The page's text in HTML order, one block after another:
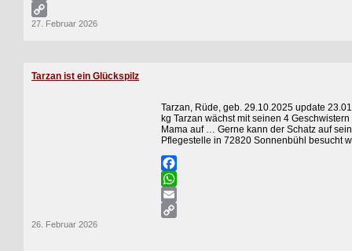
Email
Copy
27. Februar 2026
Tarzan ist ein Glückspilz
Tarzan, Rüde, geb. 29.10.2025 update
kg Tarzan wächst mit seinen 4 Geschwistern
Mama auf … Gerne kann der Schatz auf
Pflegestelle in 72820 Sonnenbühl besucht
Facebook
WhatsApp
Email
Copy
26. Februar 2026